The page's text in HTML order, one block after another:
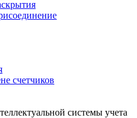
счетчиков
системы учета